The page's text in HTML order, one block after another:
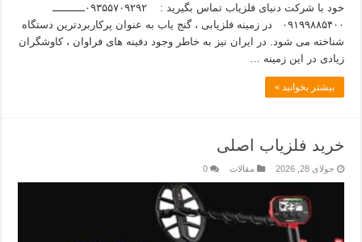
خود با شرکت دنیای فلزیاب تماس بگیرید : ۰۹۳۵۵۷۰۹۲۹۲ــــــــــ
۰۹۱۹۹۸۸۵۴۰۰ در زمینه فلزیابی ، گنج یاب به عنوان پرکاربردترین دستگاه
شناخته می شود. در ایران نیز به خاطر وجود دفینه های فراوان ، کاوشگران
زیادی در این زمینه …
بیشتر بخوانید »
خرید فلزیاب اصلی
جولای 28, 2026 مقالات 0